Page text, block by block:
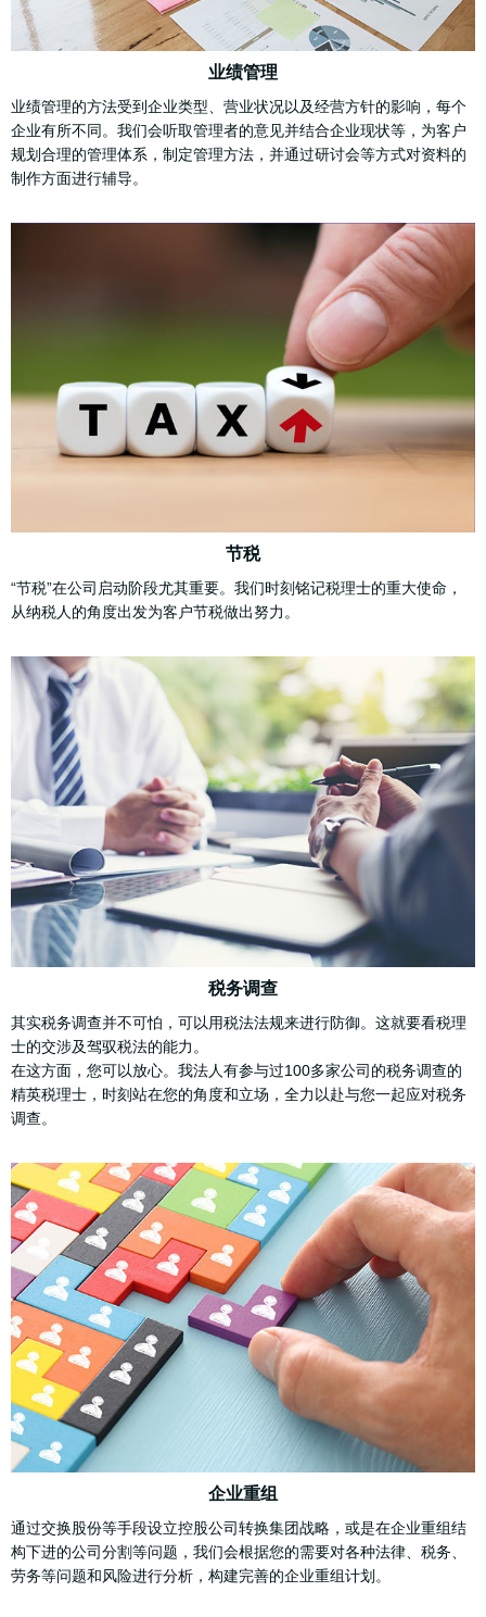
业绩管理
业绩管理的方法受到企业类型、营业状况以及经营方针的影响，每个
企业有所不同。我们会听取管理者的意见并结合企业现状等，为客户
规划合理的管理体系，制定管理方法，并通过研讨会等方式对资料的
制作方面进行辅导。
节税
“节税”在公司启动阶段尤其重要。我们时刻铭记税理士的重大使命，
从纳税人的角度出发为客户节税做出努力。
税务调查
其实税务调查并不可怕，可以用税法法规来进行防御。这就要看税理
士的交涉及驾驭税法的能力。
在这方面，您可以放心。我法人有参与过100多家公司的税务调查的
精英税理士，时刻站在您的角度和立场，全力以赴与您一起应对税务
调查。
企业重组
通过交换股份等手段设立控股公司转换集团战略，或是在企业重组结
构下进的公司分割等问题，我们会根据您的需要对各种法律、税务、
劳务等问题和风险进行分析，构建完善的企业重组计划。